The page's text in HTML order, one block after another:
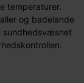
temperaturer.
og badelande
sundhedsvæsnet